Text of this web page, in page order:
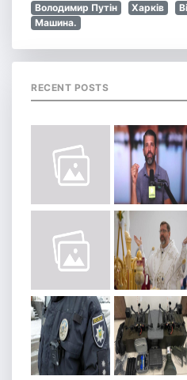
Володимир Путін
Харків
Машина.
RECENT POSTS